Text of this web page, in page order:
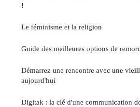
!
Le féminisme et la religion
Guide des meilleures options de
Démarrez une rencontre avec une
aujourd'hui
Digitak : la clé d'une communication